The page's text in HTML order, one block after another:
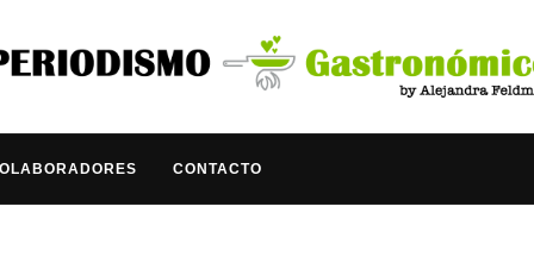
CONTACTO